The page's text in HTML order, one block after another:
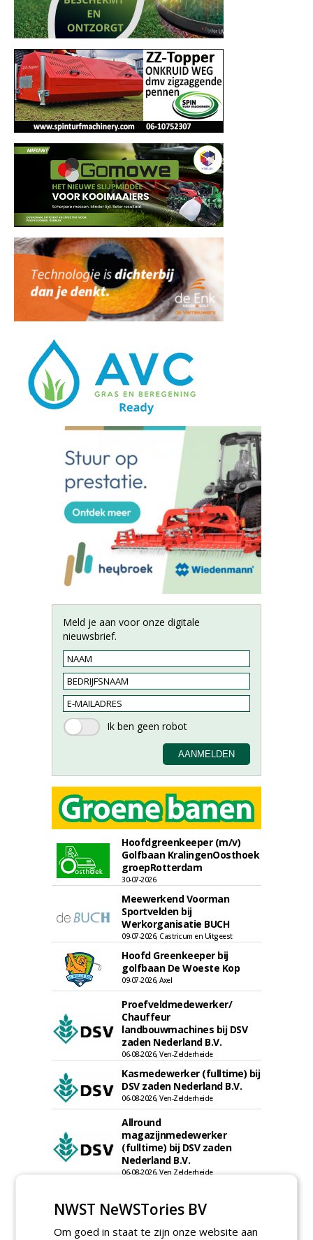
Meld je aan voor onze digitale
nieuwsbrief.
Hoofdgreenkeeper (m/v)
Golfbaan KralingenOosthoek
groepRotterdam
30-07-2026
Meewerkend Voorman
Sportvelden bij
Werkorganisatie BUCH
09-07-2026, Castricum en Uitgeest
Hoofd Greenkeeper bij
golfbaan De Woeste Kop
09-07-2026, Axel
Proefveldmedewerker/
Chauffeur
landbouwmachines bij DSV
zaden Nederland B.V.
06-08-2026, Ven-Zelderheide
Kasmedewerker (fulltime) bij
DSV zaden Nederland B.V.
06-08-2026, Ven-Zelderheide
Allround
magazijnmedewerker
(fulltime) bij DSV zaden
Nederland B.V.
06-08-2026, Ven Zelderheide
Boomtotaalzorg32-40 uur
30-07-2026, Schalkwijk
NWST NeWSTories BV
Om goed in staat te zijn onze website aan